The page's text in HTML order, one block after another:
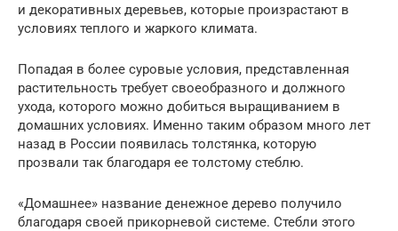
и декоративных деревьев, которые произрастают в
условиях теплого и жаркого климата.
Попадая в более суровые условия, представленная
растительность требует своеобразного и должного
ухода, которого можно добиться выращиванием в
домашних условиях. Именно таким образом много лет
назад в России появилась толстянка, которую
прозвали так благодаря ее толстому стеблю.
«Домашнее» название денежное дерево получило
благодаря своей прикорневой системе. Стебли этого